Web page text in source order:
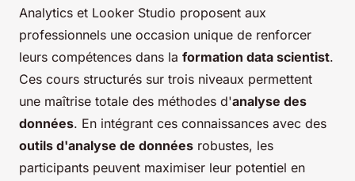
Analytics et Looker Studio proposent aux
professionnels une occasion unique de renforcer
leurs compétences dans la formation data scientist.
Ces cours structurés sur trois niveaux permettent
une maîtrise totale des méthodes d'analyse des
données. En intégrant ces connaissances avec des
outils d'analyse de données robustes, les
participants peuvent maximiser leur potentiel en